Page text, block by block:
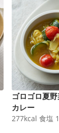
ゴロゴロ夏
カレー
277kcal 食塩